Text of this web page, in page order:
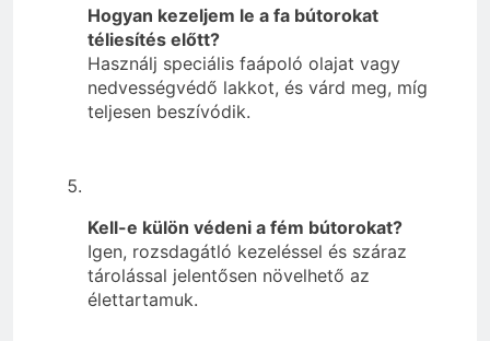
Hogyan kezeljem le a fa bútorokat
téliesítés előtt?
Használj speciális faápoló olajat vagy
nedvességvédő lakkot, és várd meg, míg
teljesen beszívódik.
Kell-e külön védeni a fém bútorokat?
Igen, rozsdagátló kezeléssel és száraz
tárolással jelentősen növelhető az
élettartamuk.